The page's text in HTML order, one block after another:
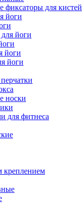
фиксаторы для кистей
йоги
йоги
йоги
йоги
носки
для фитнеса
креплением